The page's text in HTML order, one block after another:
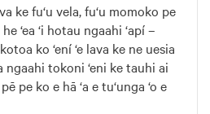
ke fu‘u vela, fu‘u momoko pe
‘ea ‘i hotau ngaahi ‘apí –
ko ‘ení ‘e lava ke ne uesia
ngaahi tokoni ‘eni ke tauhi ai
pe ko e hā ‘a e tu‘unga ‘o e